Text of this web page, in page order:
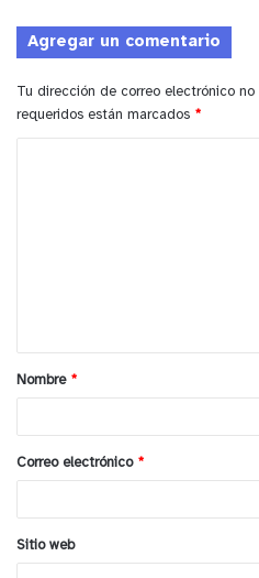
Agregar un comentario
Tu dirección de correo electrónico no
requeridos están marcados *
a
r
*
Nombre *
Correo electrónico *
Sitio web